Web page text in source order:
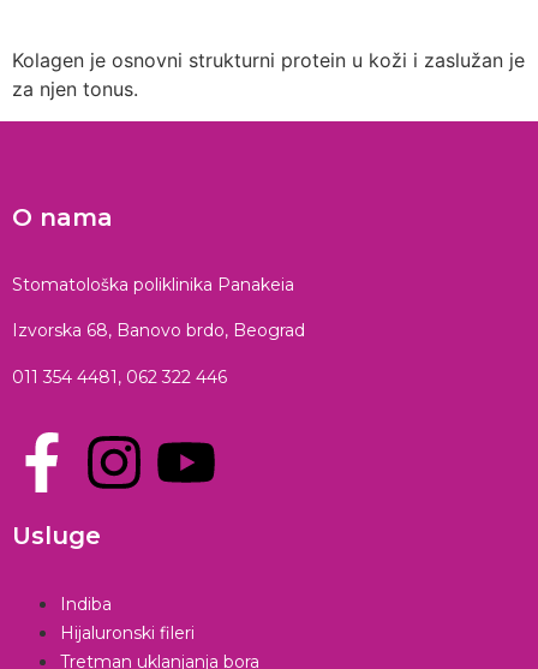
Kolagen je osnovni strukturni protein u koži i zaslužan je
za njen tonus.
O nama
Stomatološka poliklinika Panakeia
Izvorska 68, Banovo brdo, Beograd
011 354 4481, 062 322 446
Usluge
Indiba
Hijaluronski fileri
Tretman uklanjanja bora